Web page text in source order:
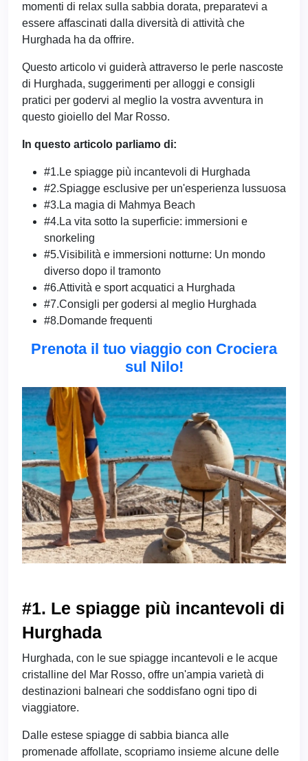
momenti di relax sulla sabbia dorata, preparatevi a
essere affascinati dalla diversità di attività che
Hurghada ha da offrire.
Questo articolo vi guiderà attraverso le perle nascoste
di Hurghada, suggerimenti per alloggi e consigli
pratici per godervi al meglio la vostra avventura in
questo gioiello del Mar Rosso.
In questo articolo parliamo di:
#1.Le spiagge più incantevoli di Hurghada
#2.Spiagge esclusive per un'esperienza lussuosa
#3.La magia di Mahmya Beach
#4.La vita sotto la superficie: immersioni e
snorkeling
#5.Visibilità e immersioni notturne: Un mondo
diverso dopo il tramonto
#6.Attività e sport acquatici a Hurghada
#7.Consigli per godersi al meglio Hurghada
#8.Domande frequenti
Prenota il tuo viaggio con Crociera
sul Nilo!
#1. Le spiagge più incantevoli di
Hurghada
Hurghada, con le sue spiagge incantevoli e le acque
cristalline del Mar Rosso, offre un'ampia varietà di
destinazioni balneari che soddisfano ogni tipo di
viaggiatore.
Dalle estese spiagge di sabbia bianca alle
promenade affollate, scopriamo insieme alcune delle